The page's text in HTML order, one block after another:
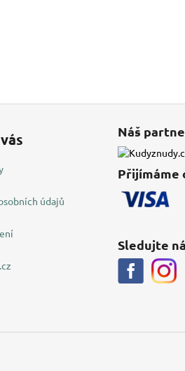
údajů
Náš
Přijímáme
Sledujte